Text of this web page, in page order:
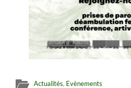
Actualités, Evènements